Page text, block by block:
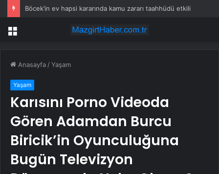
Böcek’in ev hapsi kararında kamu zararı taahhüdü etkili
Menü
Anasayfa /Yaşam
Yaşam
Karısını Porno Videoda
Gören Adamdan Burcu
Biricik’in Oyunculuğuna
Bugün Televizyon